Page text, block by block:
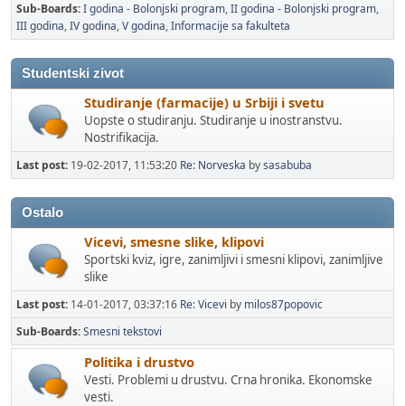
Sub-Boards I godina - Bolonjski program II godina - Bolonjski program
III godina IV godina V godina Informacije sa fakulteta
Studentski zivot
Studiranje (farmacije) u Srbiji i svetu
Uopste o studiranju. Studiranje u inostranstvu.
Nostrifikacija.
Last post: 19-02-2017, 11:53:20 Re: Norveska bysasabuba
Ostalo
Vicevi, smesne slike, klipovi
Sportski kviz, igre, zanimljivi i smesni klipovi, zanimljive
slike
Last post: 14-01-2017, 03:37:16 Re: Vicevi by milos87popovic
Sub-Boards Smesni tekstovi
Politika i drustvo
Vesti. Problemi u drustvu. Crna hronika. Ekonomske
vesti.